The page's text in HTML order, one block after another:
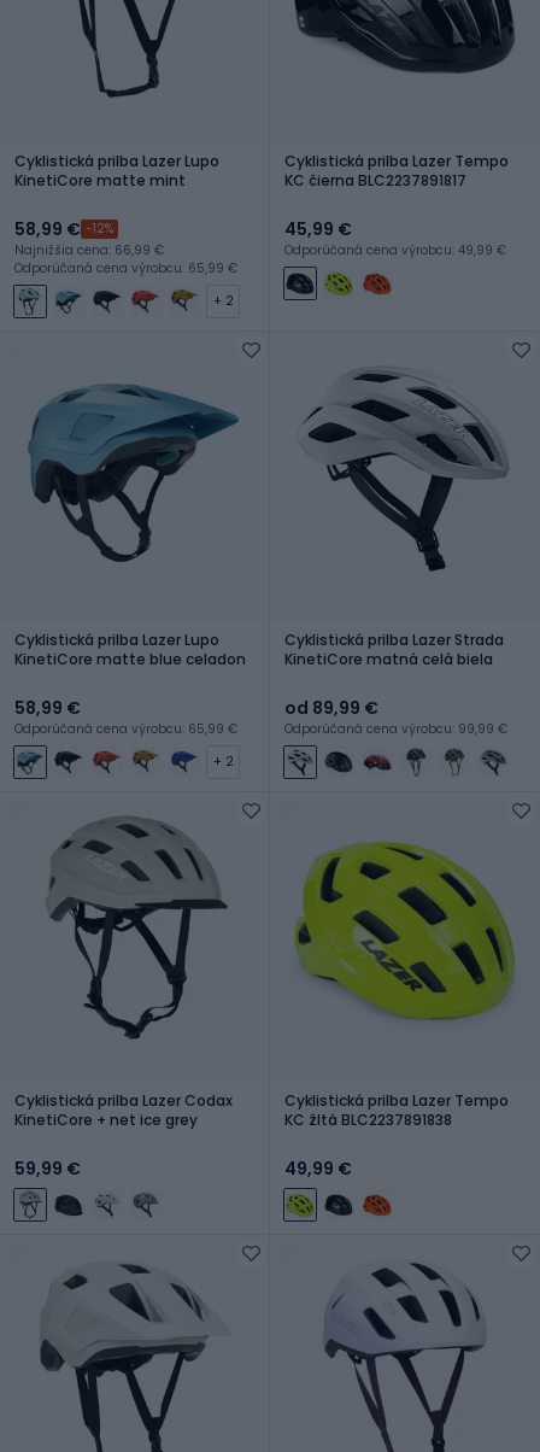
Cyklistická prilba Lazer Lupo
KinetiCore matte mint
58,99 € -12%
Najnižšia cena: 66,99 €
Odporúčaná cena výrobcu: 65,99 €
+ 2
Cyklistická prilba Lazer Tempo
KC čierna BLC2237891817
45,99 €
Odporúčaná cena výrobcu: 49,99 €
Cyklistická prilba Lazer Lupo
KinetiCore matte blue celadon
58,99 €
Odporúčaná cena výrobcu: 65,99 €
+ 2
Cyklistická prilba Lazer Strada
KinetiCore matná celá biela
od 89,99 €
Odporúčaná cena výrobcu: 99,99 €
Cyklistická prilba Lazer Codax
KinetiCore + net ice grey
59,99 €
Cyklistická prilba Lazer Tempo
KC žltá BLC2237891838
49,99 €